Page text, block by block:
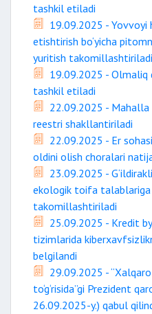
tashkil etiladi
19.09.2025 - Yovvoyi
etishtirish bo‘yicha
yuritish takomillashtiriladi
19.09.2025 -
tashkil etiladi
22.09.2025 - Mahalla
reestri shakllantiriladi
22.09.2025 - Er
oldini olish choralari
23.09.2025 -
ekologik toifa
takomillashtiriladi
25.09.2025 - Kredit
tizimlarida
belgilandi
29.09.2025 -
to‘g‘risida”gi Prezident
26.09.2025-y.) qabul